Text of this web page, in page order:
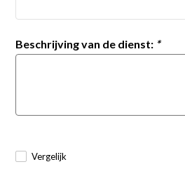
Beschrijving van de dienst: *
Vergelijk